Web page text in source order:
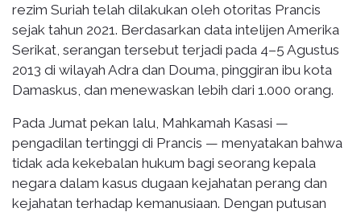
rezim Suriah telah dilakukan oleh otoritas Prancis
sejak tahun 2021. Berdasarkan data intelijen Amerika
Serikat, serangan tersebut terjadi pada 4–5 Agustus
2013 di wilayah Adra dan Douma, pinggiran ibu kota
Damaskus, dan menewaskan lebih dari 1.000 orang.
Pada Jumat pekan lalu, Mahkamah Kasasi —
pengadilan tertinggi di Prancis — menyatakan bahwa
tidak ada kekebalan hukum bagi seorang kepala
negara dalam kasus dugaan kejahatan perang dan
kejahatan terhadap kemanusiaan. Dengan putusan